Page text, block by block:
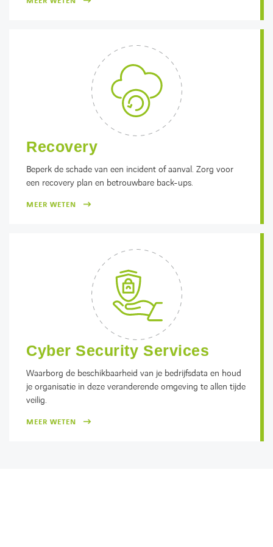
Recovery
Beperk de schade van een incident of aanval. Zorg voor
een recovery plan en betrouwbare back-ups.
MEER WETEN
Cyber Security Services
Waarborg de beschikbaarheid van je bedrijfsdata en houd
je organisatie in deze veranderende omgeving te allen tijde
veilig.
MEER WETEN